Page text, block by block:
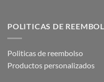
POLITICAS DE
Politicas de reembolso
Productos personalizados